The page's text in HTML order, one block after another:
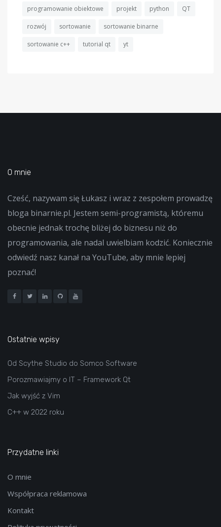
programowanie obiektowe projekt python QT
rozwój sortowanie sortowanie binarne
sortowanie c++ tutorial qt yt
O mnie
Cześć, nazywam się Łukasz i wraz z zespołem prowadzę
bloga binarnie.pl. Jestem semi-programistą, któremu
obecnie jednak trochę bliżej do biznesu niż do
programowania, ale nadal uwielbiam kodzić. Koniecznie
odwiedź nasz kanał na YouTube, aby mnie lepiej
poznać!
Ostatnie wpisy
Od Scythe Studio do Somco Software
Porozmawiajmy o IT – Framework Qt
Jak wyjść z Vim
C++ w 2022 roku
Przydatne linki
O mnie
Współpraca reklamowa
Kontakt